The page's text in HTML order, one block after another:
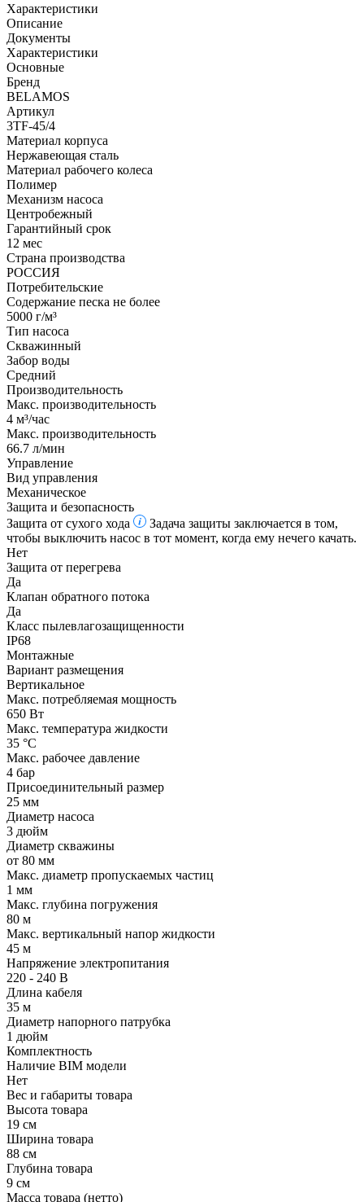
Характеристики
Описание
Документы
Характеристики
Основные
Бренд
BELAMOS
Артикул
3TF-45/4
Материал корпуса
Нержавеющая сталь
Материал рабочего колеса
Полимер
Механизм насоса
Центробежный
Гарантийный срок
12 мес
Страна производства
РОССИЯ
Потребительские
Содержание песка не более
5000 г/м³
Тип насоса
Скважинный
Забор воды
Средний
Производительность
Макс. производительность
4 м³/час
Макс. производительность
66.7 л/мин
Управление
Вид управления
Механическое
Защита и безопасность
Защита от сухого хода
Задача защиты заключается в том,
чтобы выключить насос в тот момент, когда ему нечего качать.
Нет
Защита от перегрева
Да
Клапан обратного потока
Да
Класс пылевлагозащищенности
IP68
Монтажные
Вариант размещения
Вертикальное
Макс. потребляемая мощность
650 Вт
Макс. температура жидкости
35 °С
Макс. рабочее давление
4 бар
Присоединительный размер
25 мм
Диаметр насоса
3 дюйм
Диаметр скважины
от 80 мм
Макс. диаметр пропускаемых частиц
1 мм
Макс. глубина погружения
80 м
Макс. вертикальный напор жидкости
45 м
Напряжение электропитания
220 - 240 В
Длина кабеля
35 м
Диаметр напорного патрубка
1 дюйм
Комплектность
Наличие BIM модели
Нет
Вес и габариты товара
Высота товара
19 см
Ширина товара
88 см
Глубина товара
9 см
Масса товара (нетто)